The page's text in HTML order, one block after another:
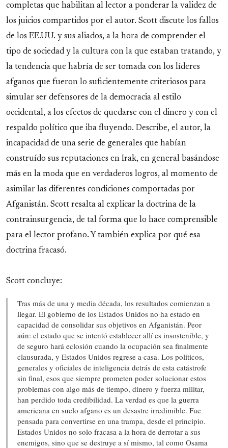
completas que habilitan al lector a ponderar la validez de
los juicios compartidos por el autor. Scott discute los fallos
de los EE.UU. y sus aliados, a la hora de comprender el
tipo de sociedad y la cultura con la que estaban tratando, y
la tendencia que habría de ser tomada con los líderes
afganos que fueron lo suficientemente criteriosos para
simular ser defensores de la democracia al estilo
occidental, a los efectos de quedarse con el dinero y con el
respaldo político que iba fluyendo. Describe, el autor, la
incapacidad de una serie de generales que habían
construído sus reputaciones en Irak, en general basándose
más en la moda que en verdaderos logros, al momento de
asimilar las diferentes condiciones comportadas por
Afganistán. Scott resalta al explicar la doctrina de la
contrainsurgencia, de tal forma que lo hace comprensible
para el lector profano. Y también explica por qué esa
doctrina fracasó.
Scott concluye:
Tras más de una y media década, los resultados comienzan a
llegar. El gobierno de los Estados Unidos no ha estado en
capacidad de consolidar sus objetivos en Afganistán. Peor
aún: el estado que se intentó establecer allí es insostenible, y
de seguro hará eclosión cuando la ocupación sea finalmente
clausurada, y Estados Unidos regrese a casa. Los políticos,
generales y oficiales de inteligencia detrás de esta catástrofe
sin final, esos que siempre prometen poder solucionar estos
problemas con algo más de tiempo, dinero y fuerza militar,
han perdido toda credibilidad. La verdad es que la guerra
americana en suelo afgano es un desastre irredimible. Fue
pensada para convertirse en una trampa, desde el principio.
Estados Unidos no solo fracasa a la hora de derrotar a sus
enemigos, sino que se destruye a sí mismo, tal como Osama